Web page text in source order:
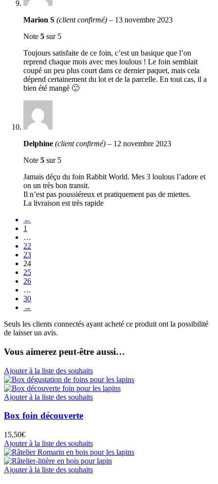
Marion S (client confirmé) – 13 novembre 2023
Note 5 sur 5
Toujours satisfaite de ce foin, c’est un basique que l’on
reprend chaque mois avec mes loulous ! Le foin semblait
coupé un peu plus court dans ce dernier paquet, mais cela
dépend certainement du lot et de la parcelle. En tout cas, il a
bien été mangé 🙂
Delphine (client confirmé) – 12 novembre 2023
Note 5 sur 5
Jamais déçu du foin Rabbit World. Mes 3 loulous l’adore et
on un très bon transit.
Il n’est pas poussiéreux et pratiquement pas de miettes.
La livraison est très rapide
←
1
…
22
23
24
25
26
…
30
→
Seuls les clients connectés ayant acheté ce produit ont la possibilité
de laisser un avis.
Vous aimerez peut-être aussi…
Ajouter à la liste des souhaits
Ajouter à la liste des souhaits
Box foin découverte
15,50€
Ajouter à la liste des souhaits
Ajouter à la liste des souhaits